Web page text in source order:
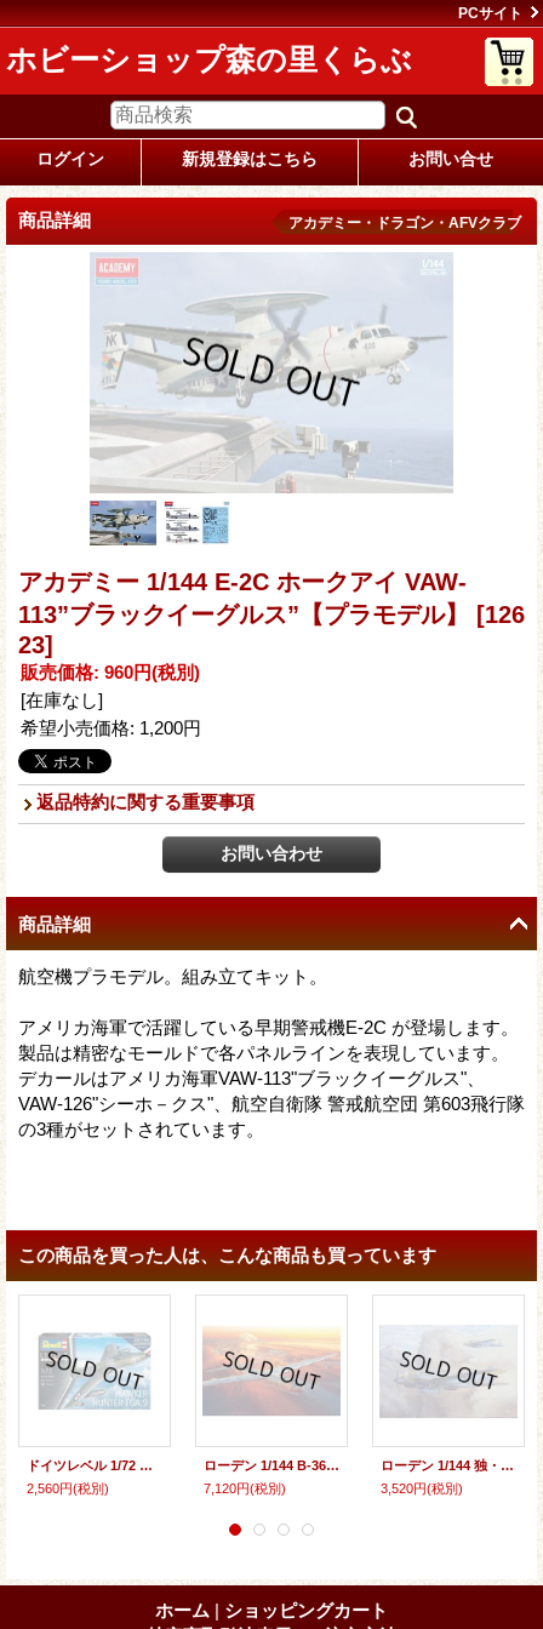
PCサイト
ホビーショップ森の里くらぶ
ログイン 新規登録はこちら お問い合せ
商品詳細 アカデミー・ドラゴン・AFVクラブ
アカデミー 1/144 E-2C ホークアイ VAW-
113”ブラックイーグルス”【プラモデル】 [126
23]
販売価格: 960円(税別)
[在庫なし]
希望小売価格: 1,200円
返品特約に関する重要事項
商品詳細
航空機プラモデル。組み立てキット。
アメリカ海軍で活躍している早期警戒機E-2C が登場します。
製品は精密なモールドで各パネルラインを表現しています。
デカールはアメリカ海軍VAW-113"ブラックイーグルス"、
VAW-126"シーホ－クス"、航空自衛隊 警戒航空団 第603飛行隊
の3種がセットされています。
この商品を買った人は、こんな商品も買っています
ドイツレベル 1/72 ホーカー ハンター FGA.9【プラモデル】
2,560円(税別)
ローデン 1/144 B-36Dピースメーカー戦略爆撃機・増加JETエンジン型【プラモデル】
7,120円(税別)
ローデン 1/144 独・ハインケルHe111H-16/20双発爆撃機・後期生産型【プラモデル】
3,520円(税別)
ホーム | ショッピングカート